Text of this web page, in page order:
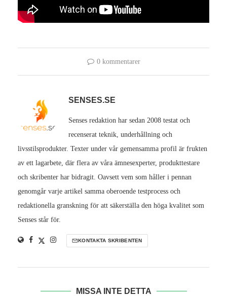
0 kommentarer
SENSES.SE
Senses redaktion har sedan 2008 testat och
recenserat teknik, underhållning och
livsstilsprodukter. Texter under vår gemensamma profil är frukten
av ett lagarbete, där flera av våra ämnesexperter, produkttestare
och skribenter har bidragit. Oavsett vem som håller i pennan
genomgår varje artikel samma oberoende testprocess och
redaktionella granskning för att säkerställa den höga kvalitet som
Senses står för.
KONTAKTA SKRIBENTEN
MISSA INTE DETTA